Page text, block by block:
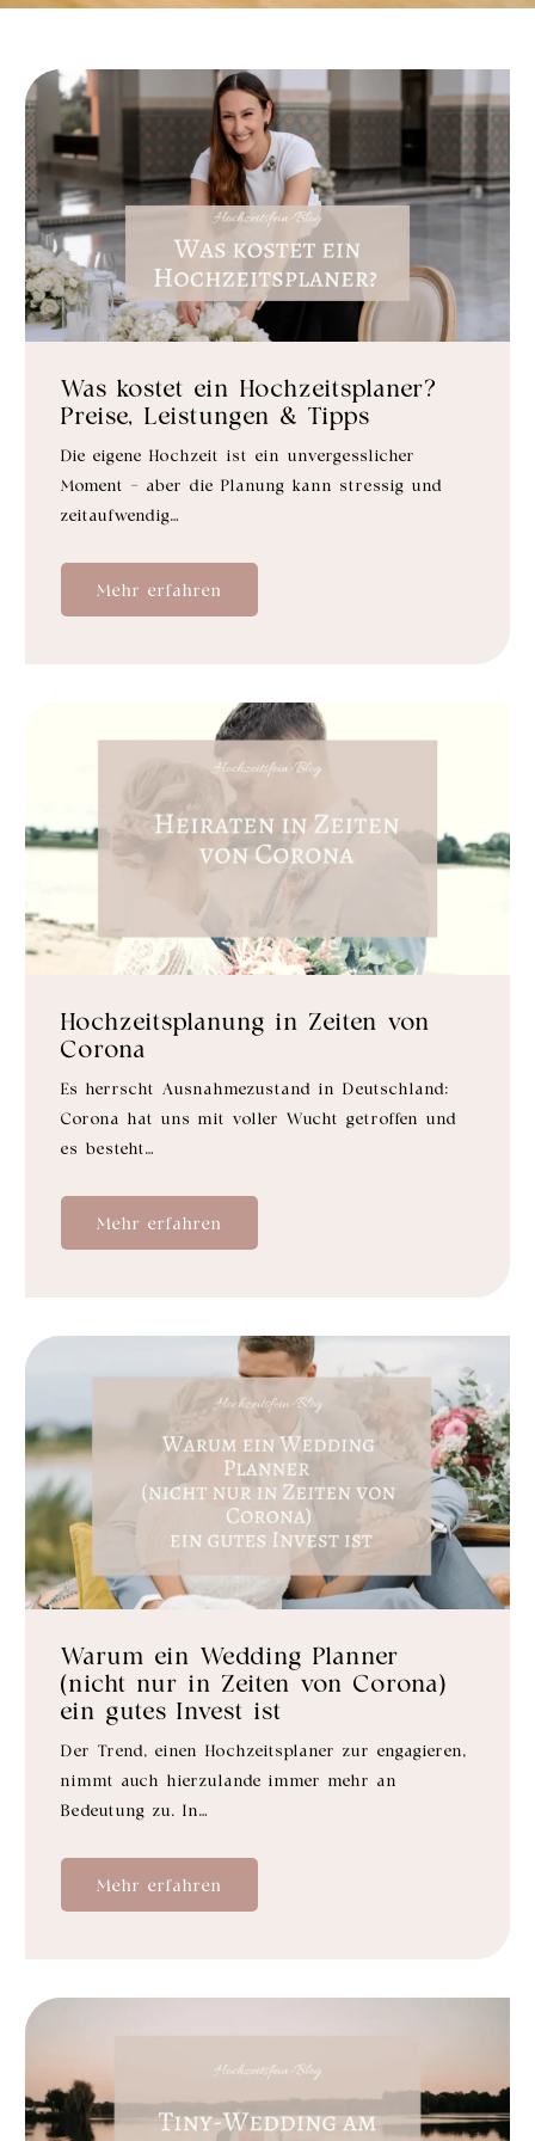
Was kostet ein Hochzeitsplaner?
Preise, Leistungen & Tipps
Die eigene Hochzeit ist ein unvergesslicher
Moment – aber die Planung kann stressig und
zeitaufwendig…
Mehr erfahren
Hochzeitsplanung in Zeiten von
Corona
Es herrscht Ausnahmezustand in Deutschland:
Corona hat uns mit voller Wucht getroffen und
es besteht…
Mehr erfahren
Warum ein Wedding Planner
(nicht nur in Zeiten von Corona)
ein gutes Invest ist
Der Trend, einen Hochzeitsplaner zur engagieren,
nimmt auch hierzulande immer mehr an
Bedeutung zu. In…
Mehr erfahren